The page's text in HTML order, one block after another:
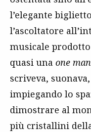
l’elegante
l’ascoltatore
musicale
quasi una one
scriveva,
impiegando lo
dimostrare al
più cristallini